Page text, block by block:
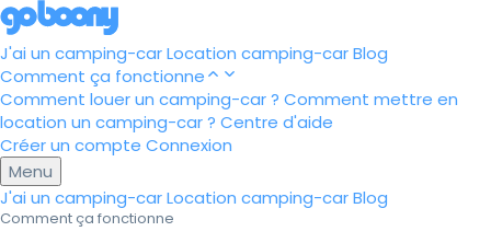
J'ai un camping-carLocation camping-carBlog
Comment ça fonctionne
Comment louer un camping-car ? Comment mettre en
location un camping-car ? Centre d'aide
Créer un compte Connexion
Menu
J'ai un camping-carLocation camping-carBlog
Comment ça fonctionne